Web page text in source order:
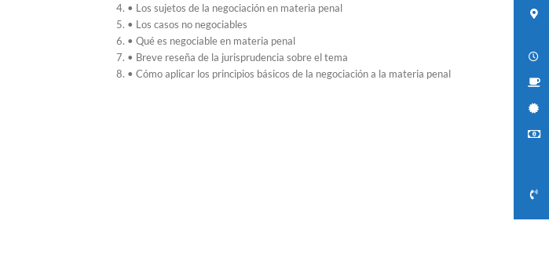
• Los sujetos de la negociación en materia penal
• Los casos no negociables
• Qué es negociable en materia penal
• Breve reseña de la jurisprudencia sobre el tema
• Cómo aplicar los principios básicos de la negociación a la materia penal